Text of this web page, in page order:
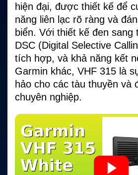
hiện đại, được thiết kế để
năng liên lạc rõ ràng và
biển. Với thiết kế đen sang
DSC (Digital Selective
tích hợp, và khả năng kết
Garmin khác, VHF 315 là
hảo cho các tàu thuyền và
chuyên nghiệp.